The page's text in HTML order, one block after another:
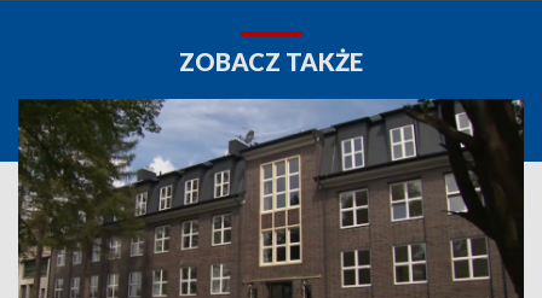
ZOBACZ TAKŻE